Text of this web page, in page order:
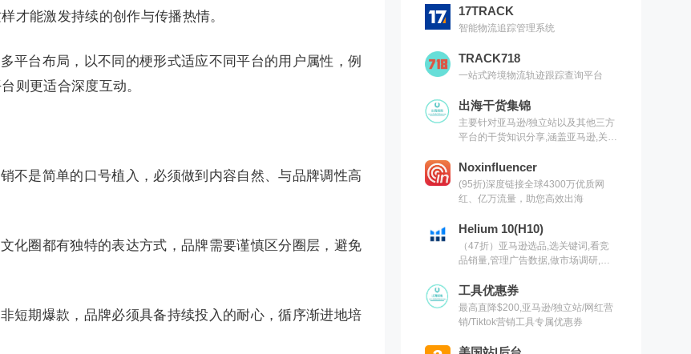
才能激发持续的创作与传播热情。
平台布局，以不同的梗形式适应不同平台的用户属性，例
则更适合深度互动。
不是简单的口号植入，必须做到内容自然、与品牌调性高
化圈都有独特的表达方式，品牌需要谨慎区分圈层，避免
短期爆款，品牌必须具备持续投入的耐心，循序渐进地培
17TRACK
智能物流追踪管理系统
TRACK718
一站式跨境物流轨迹跟踪查询平台
出海干货集锦
主要针对亚马逊/独立站以及其他三方
平台的干货知识分享,涵盖亚马逊,关键
具以及出海干货集锦,欢迎关注
Noxinfluencer
(95折)深度链接全球4300万优质网
红、亿万流量，助您高效出海
Helium 10(H10)
（47折）亚马逊选品,选关键词,看竞
品销量,管理广告数据,做市场调研,有
工具优惠券
最高直降$200,亚马逊/独立站/网红营
销/Tiktok营销工具专属优惠券